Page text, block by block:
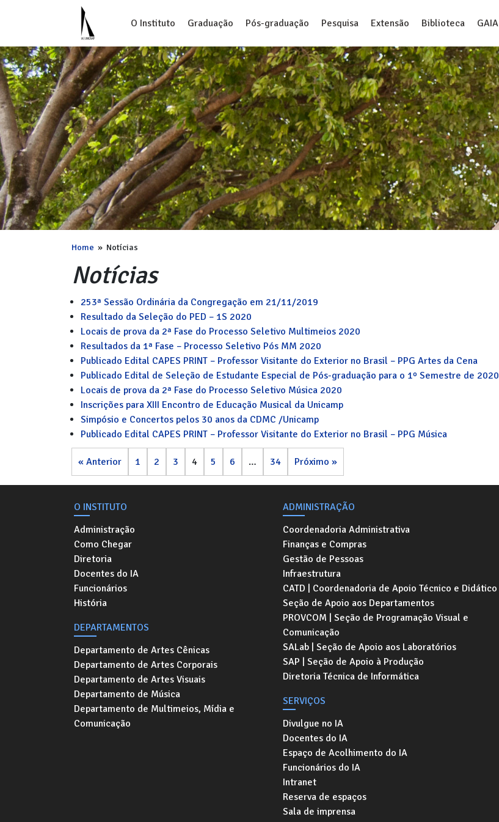
O Instituto Graduação Pós-graduação Pesquisa Extensão Biblioteca GAIA
Home » Notícias
Notícias
253ª Sessão Ordinária da Congregação em 21/11/2019
Resultado da Seleção do PED – 1S 2020
Locais de prova da 2ª Fase do Processo Seletivo Multimeios 2020
Resultados da 1ª Fase – Processo Seletivo Pós MM 2020
Publicado Edital CAPES PRINT – Professor Visitante do Exterior no Brasil – PPG Artes da Cena
Publicado Edital de Seleção de Estudante Especial de Pós-graduação para o 1º Semestre de 2020
Locais de prova da 2ª Fase do Processo Seletivo Música 2020
Inscrições para XIII Encontro de Educação Musical da Unicamp
Simpósio e Concertos pelos 30 anos da CDMC /Unicamp
Publicado Edital CAPES PRINT – Professor Visitante do Exterior no Brasil – PPG Música
« Anterior 1 2 3 4 5 6 … 34 Próximo »
O INSTITUTO
Administração
Como Chegar
Diretoria
Docentes do IA
Funcionários
História
DEPARTAMENTOS
Departamento de Artes Cênicas
Departamento de Artes Corporais
Departamento de Artes Visuais
Departamento de Música
Departamento de Multimeios, Mídia e
Comunicação
ADMINISTRAÇÃO
Coordenadoria Administrativa
Finanças e Compras
Gestão de Pessoas
Infraestrutura
CATD | Coordenadoria de Apoio Técnico e Didático
Seção de Apoio aos Departamentos
PROVCOM | Seção de Programação Visual e
Comunicação
SALab | Seção de Apoio aos Laboratórios
SAP | Seção de Apoio à Produção
Diretoria Técnica de Informática
SERVIÇOS
Divulgue no IA
Docentes do IA
Espaço de Acolhimento do IA
Funcionários do IA
Intranet
Reserva de espaços
Sala de imprensa